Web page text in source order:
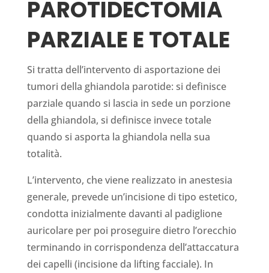
PAROTIDECTOMIA
PARZIALE E TOTALE
Si tratta dell’intervento di asportazione dei
tumori della ghiandola parotide: si definisce
parziale quando si lascia in sede un porzione
della ghiandola, si definisce invece totale
quando si asporta la ghiandola nella sua
totalità.
L’intervento, che viene realizzato in anestesia
generale, prevede un’incisione di tipo estetico,
condotta inizialmente davanti al padiglione
auricolare per poi proseguire dietro l’orecchio
terminando in corrispondenza dell’attaccatura
dei capelli (incisione da lifting facciale). In